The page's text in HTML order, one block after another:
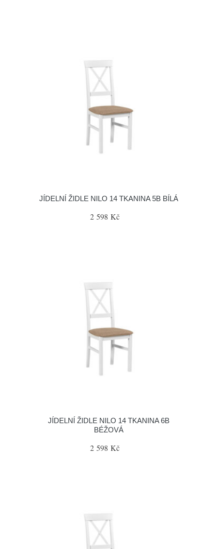
JÍDELNÍ ŽIDLE NILO 14 TKANINA 5B BÍLÁ
2 598 Kč
JÍDELNÍ ŽIDLE NILO 14 TKANINA 6B
BÉŽOVÁ
2 598 Kč